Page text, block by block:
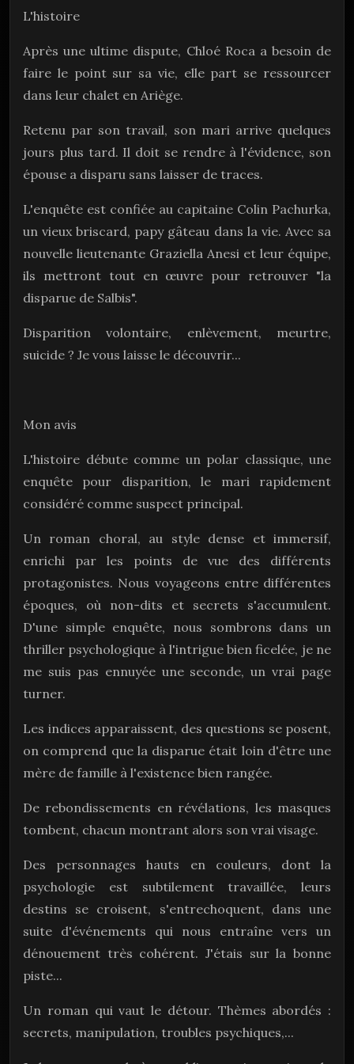
L'histoire
Après une ultime dispute, Chloé Roca a besoin de
faire le point sur sa vie, elle part se ressourcer
dans leur chalet en Ariège.
Retenu par son travail, son mari arrive quelques
jours plus tard. Il doit se rendre à l'évidence, son
épouse a disparu sans laisser de traces.
L'enquête est confiée au capitaine Colin Pachurka,
un vieux briscard, papy gâteau dans la vie. Avec sa
nouvelle lieutenante Graziella Anesi et leur équipe,
ils mettront tout en œuvre pour retrouver "la
disparue de Salbis".
Disparition volontaire, enlèvement, meurtre,
suicide ? Je vous laisse le découvrir...
Mon avis
L'histoire débute comme un polar classique, une
enquête pour disparition, le mari rapidement
considéré comme suspect principal.
Un roman choral, au style dense et immersif,
enrichi par les points de vue des différents
protagonistes. Nous voyageons entre différentes
époques, où non-dits et secrets s'accumulent.
D'une simple enquête, nous sombrons dans un
thriller psychologique à l'intrigue bien ficelée, je ne
me suis pas ennuyée une seconde, un vrai page
turner.
Les indices apparaissent, des questions se posent,
on comprend que la disparue était loin d'être une
mère de famille à l'existence bien rangée.
De rebondissements en révélations, les masques
tombent, chacun montrant alors son vrai visage.
Des personnages hauts en couleurs, dont la
psychologie est subtilement travaillée, leurs
destins se croisent, s'entrechoquent, dans une
suite d'événements qui nous entraîne vers un
dénouement très cohérent. J'étais sur la bonne
piste...
Un roman qui vaut le détour. Thèmes abordés :
secrets, manipulation, troubles psychiques,...